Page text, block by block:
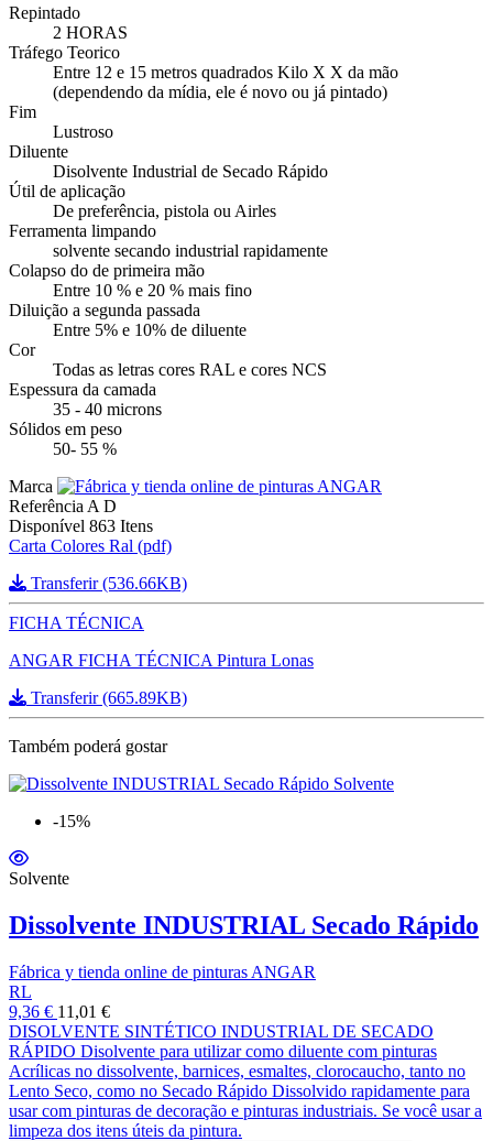
Repintado
2 HORAS
Tráfego Teorico
Entre 12 e 15 metros quadrados Kilo X X da mão
(dependendo da mídia, ele é novo ou já pintado)
Fim
Lustroso
Diluente
Disolvente Industrial de Secado Rápido
Útil de aplicação
De preferência, pistola ou Airles
Ferramenta limpando
solvente secando industrial rapidamente
Colapso do de primeira mão
Entre 10 % e 20 % mais fino
Diluição a segunda passada
Entre 5% e 10% de diluente
Cor
Todas as letras cores RAL e cores NCS
Espessura da camada
35 - 40 microns
Sólidos em peso
50- 55 %
Marca
Referência A D
Disponível 863 Itens
Carta Colores Ral (pdf)
Transferir (536.66KB)
FICHA TÉCNICA
ANGAR FICHA TÉCNICA Pintura Lonas
Transferir (665.89KB)
Também poderá gostar
-15%
Solvente
Dissolvente INDUSTRIAL Secado Rápido
Fábrica y tienda online de pinturas ANGAR
RL
9,36 € 11,01 €
DISOLVENTE SINTÉTICO INDUSTRIAL DE SECADO
RÁPIDO Disolvente para utilizar como diluente com pinturas
Acrílicas no dissolvente, barnices, esmaltes, clorocaucho, tanto no
Lento Seco, como no Secado Rápido Dissolvido rapidamente para
usar com pinturas de decoração e pinturas industriais. Se você usar a
limpeza dos itens úteis da pintura.